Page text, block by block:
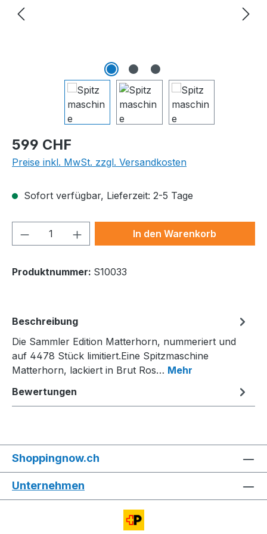
Regulärer Preis:
599 CHF
Preise inkl. MwSt. zzgl. Versandkosten
Sofort verfügbar, Lieferzeit: 2-5 Tage
Produkt Anzahl: Gib denIn den Warenkorb
Produktnummer: S10033
Beschreibung
Die Sammler Edition Matterhorn, nummeriert und
auf 4478 Stück limitiert.Eine Spitzmaschine
Matterhorn, lackiert in Brut Ros… Mehr
Bewertungen
Shoppingnow.ch
Unternehmen